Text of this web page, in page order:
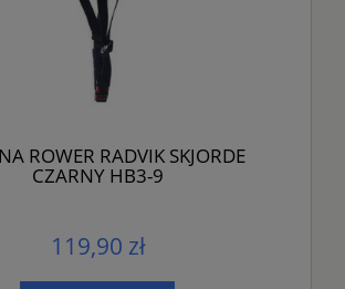
ROWER RADVIK SKJORDE
CZARNY HB3-9
119,90 zł